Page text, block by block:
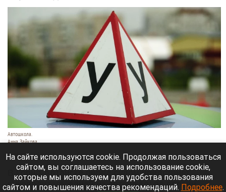
Автошкола.
Анна Зайкова
8 августа 2026 в 16:05
В Горно-Алтайске перед судом предстанет
руководитель одной из автошкол: по версии
На сайте используются cookie. Продолжая пользоваться
сайтом, вы соглашаетесь на использование cookie,
которые мы используем для удобства пользования
сайтом и повышения качества рекомендаций. Подробнее.